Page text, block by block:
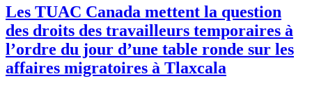
Les TUAC Canada mettent la question
des droits des travailleurs temporaires à
l’ordre du jour d’une table ronde sur les
affaires migratoires à Tlaxcala